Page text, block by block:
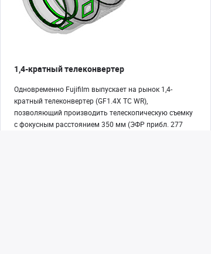
1,4-кратный телеконвертер
Одновременно Fujifilm выпускает на рынок 1,4-
кратный телеконвертер (GF1.4X TC WR),
позволяющий производить телескопическую съемку
с фокусным расстоянием 350 мм (ЭФР прибл. 277